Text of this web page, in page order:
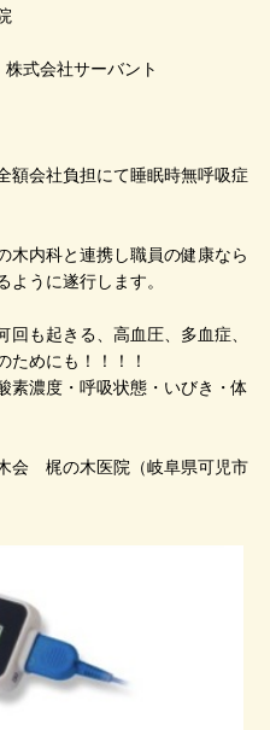
バント
額会社負担にて睡眠時無呼吸症
木内科と連携し職員の健康なら
うに遂行します。
も起きる、高血圧、多血症、
ためにも！！！！
素濃度・呼吸状態・いびき・体
会 梶の木医院（岐阜県可児市